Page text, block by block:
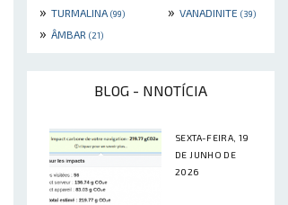
» TURMALINA (99) » VANADINITE (39)
» ÂMBAR (21)
BLOG - NNOTÍCIA
SEXTA-FEIRA, 19
DE JUNHO DE
2026